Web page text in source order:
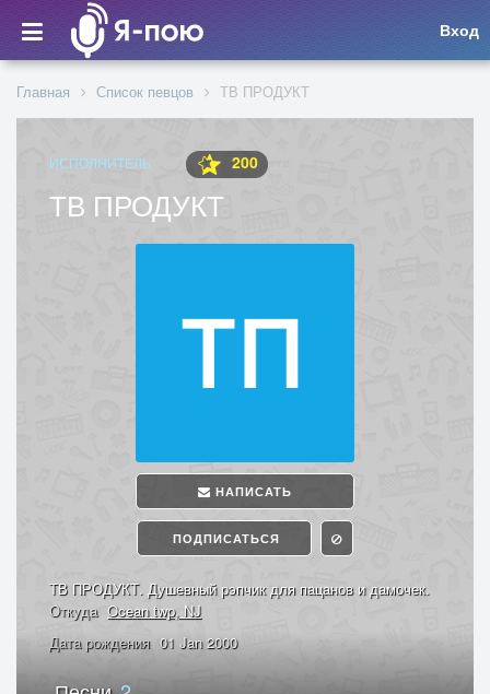
Вход
Главная Список певцов ТВ ПРОДУКТ
ИСПОЛНИТЕЛЬ 200
ТВ ПРОДУКТ
НАПИСАТЬ
ПОДПИСАТЬСЯ
ТВ ПРОДУКТ. Душевный рэпчик для пацанов и дамочек.
Откуда Ocean twp, NJ
Дата рождения 01 Jan 2000